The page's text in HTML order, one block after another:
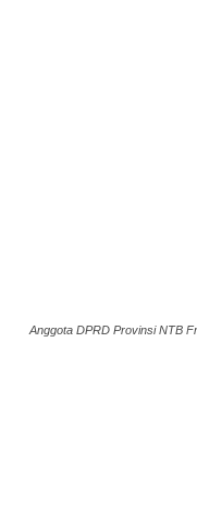
Anggota DPRD Provinsi NTB